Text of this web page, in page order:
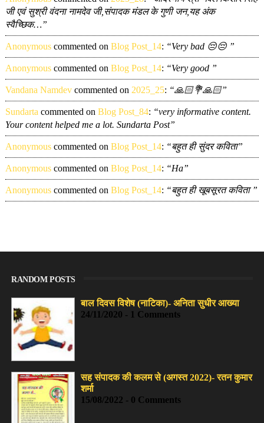
जी एवं सुश्री वंदना नामदेव जी,संपादक मंडल के गुणी जन,यह अंक
स्वैच्छिक…”
Anonymouscommented on Blog Post_14: “Very bad 😔😔 ”
Anonymouscommented on Blog Post_14: “Very good ”
Vandana Namdevcommented on 2025_25: “🙏🏻💐🙏🏻”
Sundarta commented on Blog Post_84: “very informative content.
Your content helped me a lot. Sundarta Post”
Anonymouscommented on Blog Post_14: “बहुत ही सुंदर कविता”
Anonymouscommented on Blog Post_14: “Ha”
Anonymouscommented on Blog Post_14: “बहुत ही खूबसूरत कविता ”
RANDOM POSTS
बाल दिवस विशेष (नाटिका)- अनिता सुधीर आख्या
24/11/2020 - 1 Comments
सह संपादक की कलम से (अगस्त 2022)- रतन कुमार
शर्मा
15/08/2022 - 0 Comments